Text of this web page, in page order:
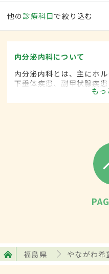
他の 診療科目で絞り込む
内分泌内科について
内分泌内科とは、主にホ
下垂体疾患、副甲状腺疾
泌器に関係する疾患を専
す。
もっ
福島県 やながわ希